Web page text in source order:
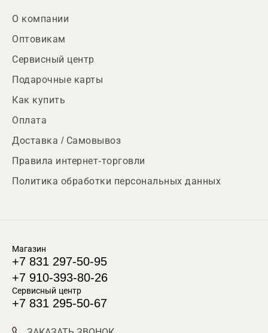
О компании
Оптовикам
Сервисный центр
Подарочные карты
Как купить
Оплата
Доставка / Самовывоз
Правила интернет-торговли
Политика обработки персональных данных
Магазин
+7 831 297-50-95
+7 910-393-80-26
Сервисный центр
+7 831 295-50-67